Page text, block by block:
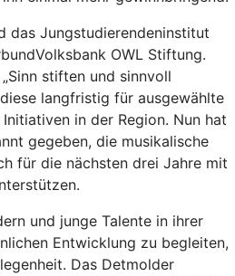
das Jungstudierendeninstitut
OWL Stiftung.
stiften und sinnvoll
langfristig für ausgewählte
in der Region. Nun hat
gegeben, die musikalische
für die nächsten drei Jahre mit
und junge Talente in ihrer
Entwicklung zu begleiten,
Das Detmolder